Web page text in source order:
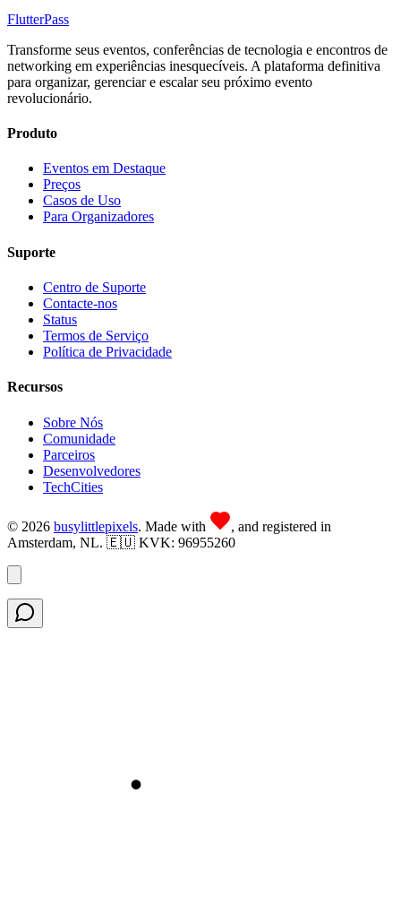
FlutterPass
Transforme seus eventos, conferências de tecnologia e encontros de
networking em experiências inesquecíveis. A plataforma definitiva
para organizar, gerenciar e escalar seu próximo evento
revolucionário.
Produto
Eventos em Destaque
Preços
Casos de Uso
Para Organizadores
Suporte
Centro de Suporte
Contacte-nos
Status
Termos de Serviço
Política de Privacidade
Recursos
Sobre Nós
Comunidade
Parceiros
Desenvolvedores
TechCities
© 2026 busylittlepixels. Made with
, and registered in
Amsterdam, NL. 🇪🇺 KVK: 96955260